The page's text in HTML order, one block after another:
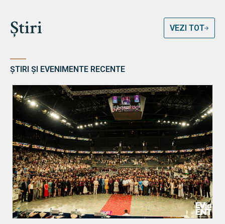
Știri VEZI TOT
ȘTIRI ȘI EVENIMENTE RECENTE